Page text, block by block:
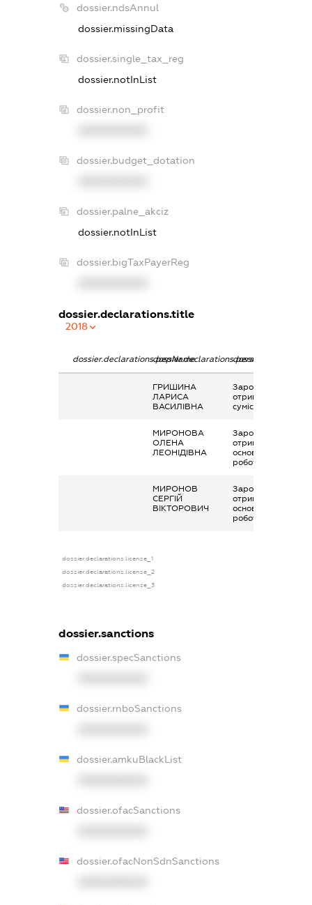
dossier.ndsAnnul
dossier.missingData
dossier.single_tax_reg
dossier.notInList
dossier.non_profit
dossier.budget_dotation
dossier.palne_akciz
dossier.notInList
dossier.bigTaxPayerReg
dossier.declarations.title
2018
dossier.declarations.pepNamedossier.declarations.personName
ГРИШИНА
ЛАРИСА
ВАСИЛІВНА
Заробітна плата
отримана за
сумісництвом
МИРОНОВА
ОЛЕНА
ЛЕОНІДІВНА
Заробітна плата
отримана за
основним місцем
роботи
МИРОНОВ
СЕРГІЙ
ВІКТОРОВИЧ
Заробітна плата
отримана за
основним місцем
роботи
dossier.declarations.license_1
dossier.declarations.license_2
dossier.declarations.license_3
dossier.sanctions
dossier.specSanctions
dossier.rnboSanctions
dossier.amkuBlackList
dossier.ofacSanctions
dossier.ofacNonSdnSanctions